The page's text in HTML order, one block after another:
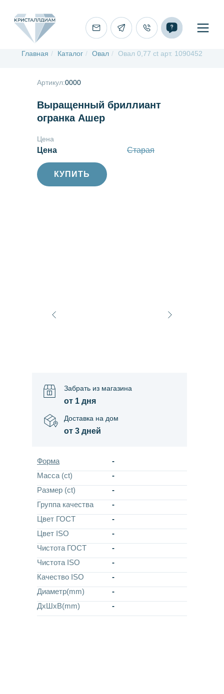
Главная / Каталог / Овал / Овал 0,77 ct арт. 1090452
от 3 дней
Доставка на дом
от 1 дня
Забрать из магазина
Выращенный бриллиант
огранка Ашер
Артикул:0000
Старая
Форма
-
Масса (ct)
-
Размер (ct)
-
Группа качества
-
Цвет ГОСТ
-
Цвет ISO
-
Чистота ГОСТ
-
Чистота ISO
-
Качество ISO
-
Диаметр(mm)
-
ДхШхВ(mm)
-
Цена
Цена
КУПИТЬ